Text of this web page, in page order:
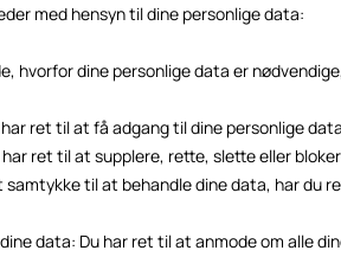
med hensyn til dine personlige data:
hvorfor dine personlige data er
ret til at få adgang til dine personlige
ret til at supplere, rette, slette eller
samtykke til at behandle dine data, har
data: Du har ret til at anmode om alle